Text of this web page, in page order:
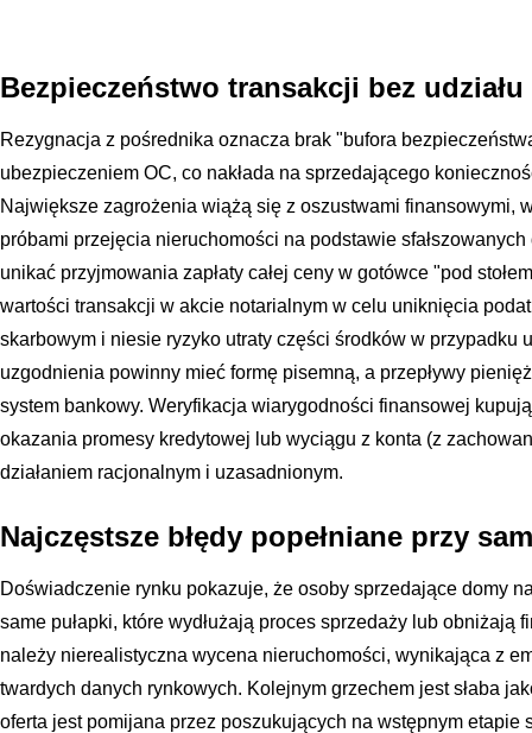
Bezpieczeństwo transakcji bez
Rezygnacja z pośrednika oznacza brak "bufora
ubezpieczeniem OC, co nakłada na sprzedającego
Największe zagrożenia wiążą się z oszustwami finansowymi,
próbami przejęcia nieruchomości na podstawie
unikać przyjmowania zapłaty całej ceny w gotówce "pod
wartości transakcji w akcie notarialnym w celu uniknięcia
skarbowym i niesie ryzyko utraty części środków w przypadku
uzgodnienia powinny mieć formę pisemną, a przepływy
system bankowy. Weryfikacja wiarygodności finansowej
okazania promesy kredytowej lub wyciągu z konta (z
działaniem racjonalnym i uzasadnionym.
Najczęstsze błędy popełniane przy
Doświadczenie rynku pokazuje, że osoby sprzedające domy
same pułapki, które wydłużają proces sprzedaży lub obniżają
należy nierealistyczna wycena nieruchomości, wynikająca z
twardych danych rynkowych. Kolejnym grzechem jest słaba
oferta jest pomijana przez poszukujących na wstępnym etapie